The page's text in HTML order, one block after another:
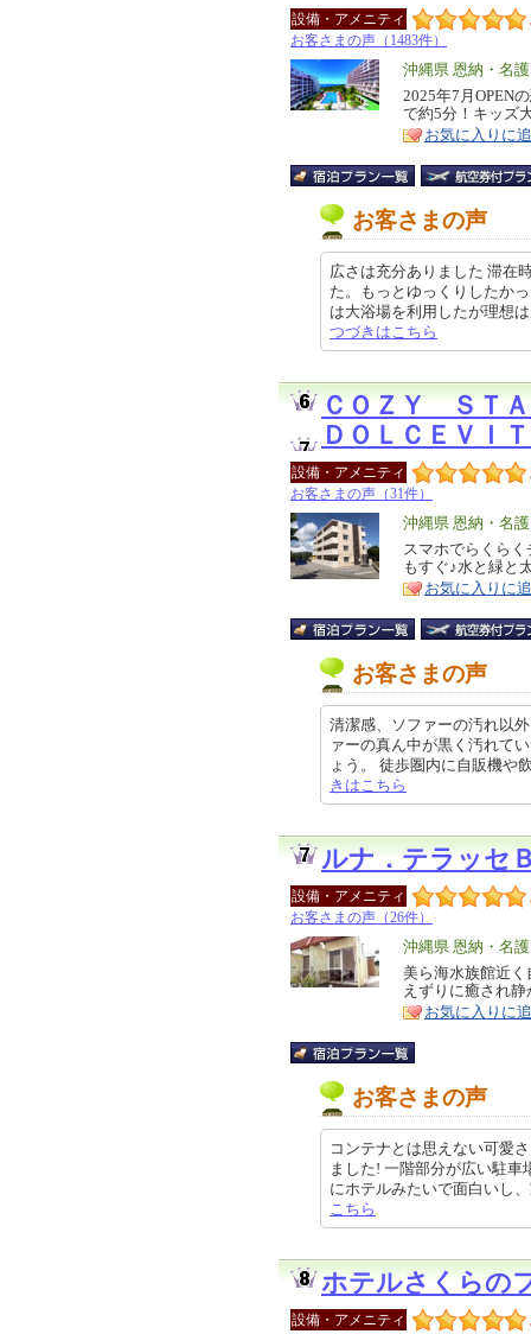
設備・アメニティ
お客さまの声（1483件）
エ
リ
ア
沖縄県 恩納・名
特
徴
2025年7月OPEN
で約5分！キッズ
お気に入りに
お客さまの声
広さは充分ありました 滞在
た。もっとゆっくりしたか
は大浴場を利用したが理想
つづきはこちら
ＣＯＺＹ ＳＴ
ＤＯＬＣＥＶＩ
設備・アメニティ
お客さまの声（31件）
エ
リ
ア
沖縄県 恩納・名
特
徴
スマホでらくら
もすぐ♪水と緑と
お気に入りに
お客さまの声
清潔感、ソファーの汚れ以
ァーの真ん中が黒く汚れて
ょう。 徒歩圏内に自販機
きはこちら
ルナ．テラッセ
設備・アメニティ
お客さまの声（26件）
エ
リ
ア
沖縄県 恩納・名
特
徴
美ら海水族館近
えずりに癒され
お気に入りに
お客さまの声
コンテナとは思えない可愛
ました! 一階部分が広い駐
にホテルみたいで面白いし
こちら
ホテルさくらの
設備・アメニティ